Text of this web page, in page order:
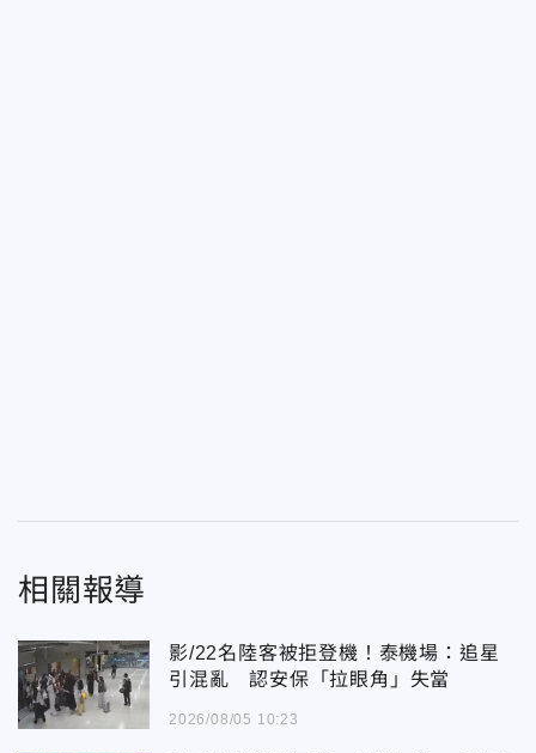
相關報導
影/22名陸客被拒登機！泰機場：追星
引混亂 認安保「拉眼角」失當
2026/08/05 10:23